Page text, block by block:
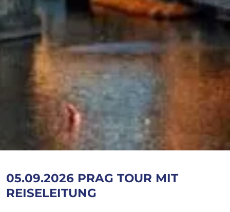
05.09.2026 PRAG TOUR MIT
REISELEITUNG